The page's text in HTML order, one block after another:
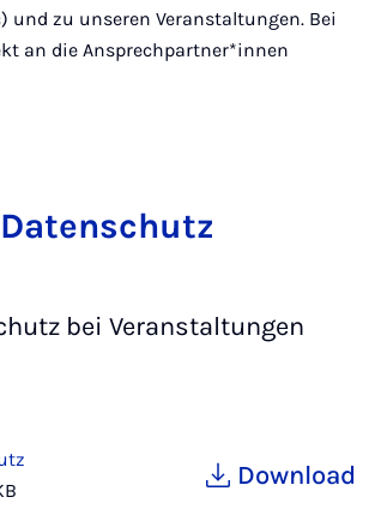
und zu unseren Veranstaltungen. Bei
an die Ansprechpartner*innen
Datenschutz
bei Veranstaltungen
Download